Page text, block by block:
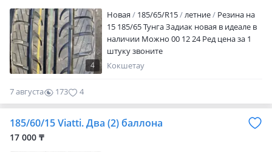
Доставка…
4
Новая 185/65/R15 летние
Резина на
15 185/65 Тунга Задиак новая в идеале в
наличии Можно 00 12 24 Ред цена за 1
штуку звоните
Кокшетау
7 августа 173 4
185/60/15 Viatti. Два (2) баллона
17 000 ₸